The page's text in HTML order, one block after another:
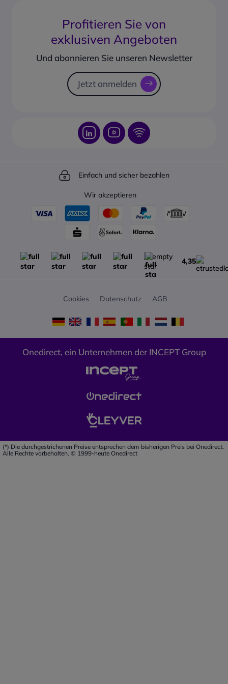
Rauschunterdrückung
DSP-und CVC Technologie
Leicht mit nur 35g
Geschäftskonto erstellen
Corporate social responsability
PayPal Ratenzahlung
Produkt vorbestellen
Rücksendungsformular
Profitieren Sie von
exklusiven Angeboten
Und abonnieren Sie unseren Newsletter
Jetzt anmelden
Einfach und sicher bezahlen
Wir akzeptieren
4,35
Cookies Datenschutz AGB
Onedirect, ein Unternehmen der INCEPT Group
(*) Die durchgestrichenen Preise entsprechen dem bisherigen Preis bei Onedirect.
Alle Rechte vorbehalten. © 1999-heute Onedirect